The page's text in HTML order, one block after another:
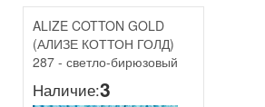
ALIZE COTTON GOLD
(АЛИЗЕ КОТТОН ГОЛД)
287 - светло-бирюзовый
Наличие:3